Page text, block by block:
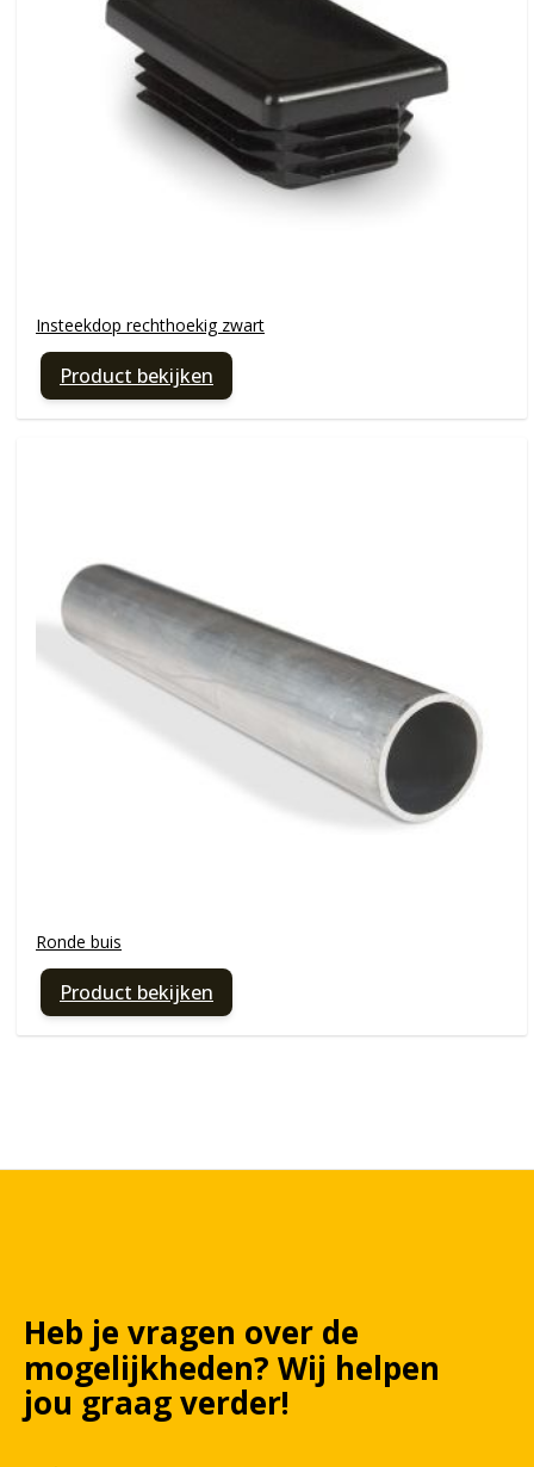
Insteekdop rechthoekig zwart
Product bekijken
Ronde buis
Product bekijken
Heb je vragen over de
mogelijkheden? Wij helpen
jou graag verder!